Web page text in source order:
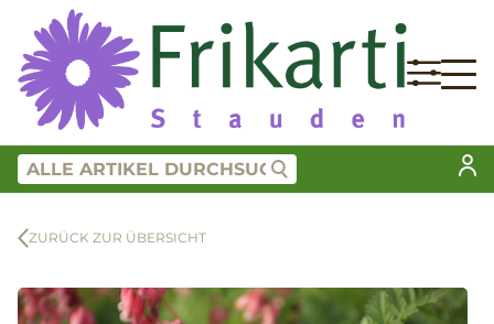
ZURÜCK ZUR ÜBERSICHT